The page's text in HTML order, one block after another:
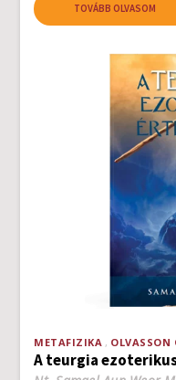
TOVÁBB OLVASOM
METAFIZIKA OLVASSON
A teurgia